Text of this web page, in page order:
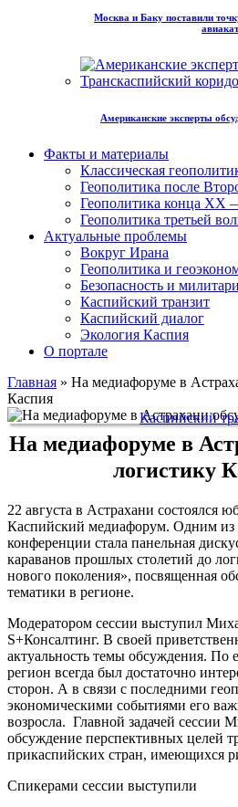
Москва и Баку поставили
Американские эксперты
Факты и материалы
Классическая
Геополитика после
Геополитика конца XX
Геополитика третьей
Актуальные проблемы
Вокруг Ирана
Геополитика и
Безопасность и
Каспийский транзит
Каспийский диалог
Экология Каспия
О портале
Главная » На медиафоруме в
Каспия
Каспийский
На медиафоруме в
логистику
22 августа в Астрахани состоялся
Каспийский медиафорум. Одним из
конференции стала панельная
караванов прошлых столетий до
нового поколения», посвященная
тематики в регионе.
Модератором сессии выступил
S+Консалтинг. В своей
актуальность темы обсуждения. По
регион всегда был достаточно
сторон. А в связи с последними
экономическими событиями его
возросла. Главной задачей сессии
обсуждение перспективных целей
прикаспийских стран, имеющихся
Спикерами сессии выступили